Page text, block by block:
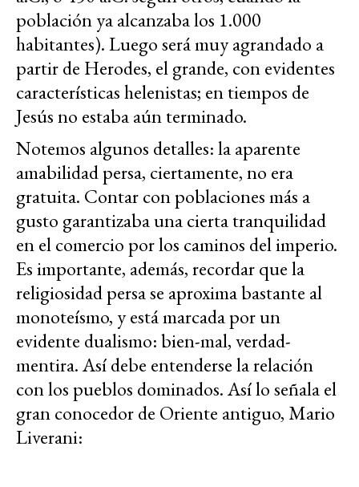
población ya alcanzaba los 1.000
habitantes). Luego será muy agrandado a
partir de Herodes, el grande, con evidentes
características helenistas; en tiempos de
Jesús no estaba aún terminado.
Notemos algunos detalles: la aparente
amabilidad persa, ciertamente, no era
gratuita. Contar con poblaciones más a
gusto garantizaba una cierta tranquilidad
en el comercio por los caminos del imperio.
Es importante, además, recordar que la
religiosidad persa se aproxima bastante al
monoteísmo, y está marcada por un
evidente dualismo: bien-mal, verdad-
mentira. Así debe entenderse la relación
con los pueblos dominados. Así lo señala el
gran conocedor de Oriente antiguo, Mario
Liverani: